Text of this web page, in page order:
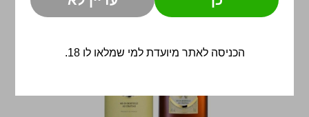
הכניסה לאתר מיועדת למי שמלאו לו 18.